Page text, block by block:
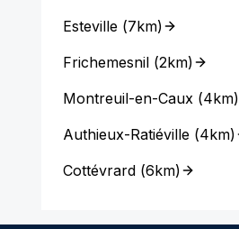
Esteville(7km)
Frichemesnil(2km)
Montreuil-en-Caux(4km)
Authieux-Ratiéville(4km)
Cottévrard(6km)